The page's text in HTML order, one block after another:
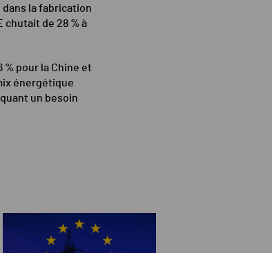
la fabrication
chutait de 28 % à
% pour la Chine et
énergétique
un besoin